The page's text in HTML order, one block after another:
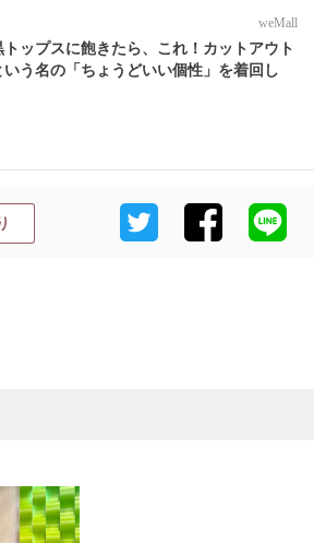
weMall
トップスに飽きたら、これ！カットアウト
いう名の「ちょうどいい個性」を着回し